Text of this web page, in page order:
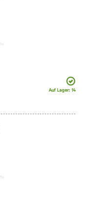
Auf Lager: 14